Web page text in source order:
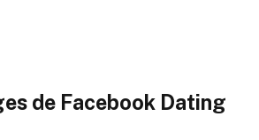
de Facebook Dating